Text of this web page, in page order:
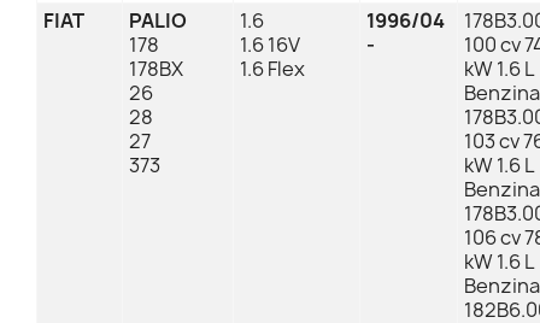
FIAT
PALIO
178
178BX
26
28
27
373
1.6
1.6 16V
1.6 Flex
1996/04
-
100 cv
kW 1.6 L
Benzina
103 cv
kW 1.6 L
Benzina
106 cv
kW 1.6 L
Benzina